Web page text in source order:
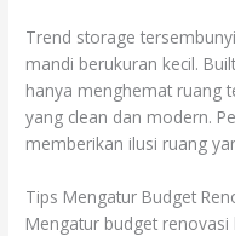
Trend storage
mandi berukuran kecil.
hanya menghemat ruang
yang clean dan modern.
memberikan ilusi ruang
Tips Mengatur Budget
Mengatur budget